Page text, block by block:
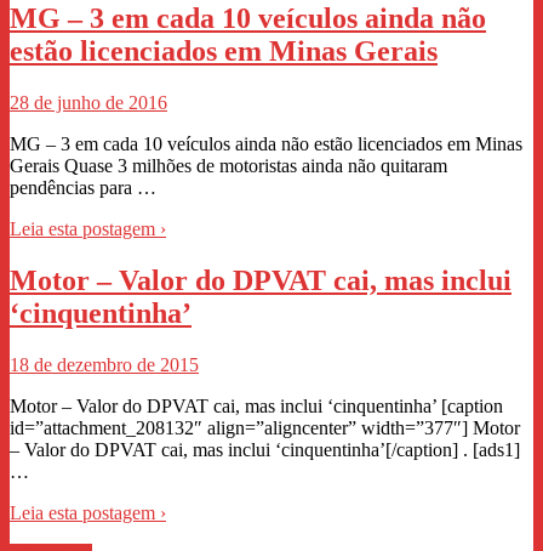
MG – 3 em cada 10 veículos ainda não
estão licenciados em Minas Gerais
28 de junho de 2016
MG – 3 em cada 10 veículos ainda não estão licenciados em Minas
Gerais Quase 3 milhões de motoristas ainda não quitaram
pendências para …
Leia esta postagem ›
Motor – Valor do DPVAT cai, mas inclui
‘cinquentinha’
18 de dezembro de 2015
Motor – Valor do DPVAT cai, mas inclui ‘cinquentinha’ [caption
id=”attachment_208132″ align=”aligncenter” width=”377″] Motor
– Valor do DPVAT cai, mas inclui ‘cinquentinha’[/caption] . [ads1]
…
Leia esta postagem ›